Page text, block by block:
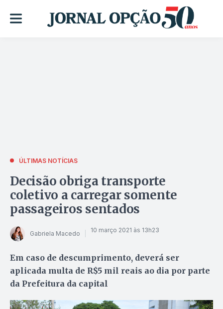
ÚLTIMAS NOTÍCIAS
Decisão obriga transporte
coletivo a carregar somente
passageiros sentados
Gabriela Macedo 10 março 2021 às 13h23
Em caso de descumprimento, deverá ser
aplicada multa de R$5 mil reais ao dia por parte
da Prefeitura da capital